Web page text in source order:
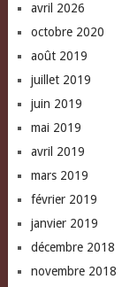
avril 2026
octobre 2020
août 2019
juillet 2019
juin 2019
mai 2019
avril 2019
mars 2019
février 2019
janvier 2019
décembre 2018
novembre 2018